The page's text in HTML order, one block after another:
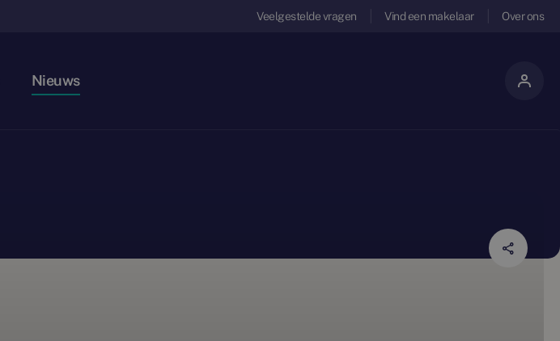
Veelgestelde vragen Vind een makelaar Over ons
Nieuws